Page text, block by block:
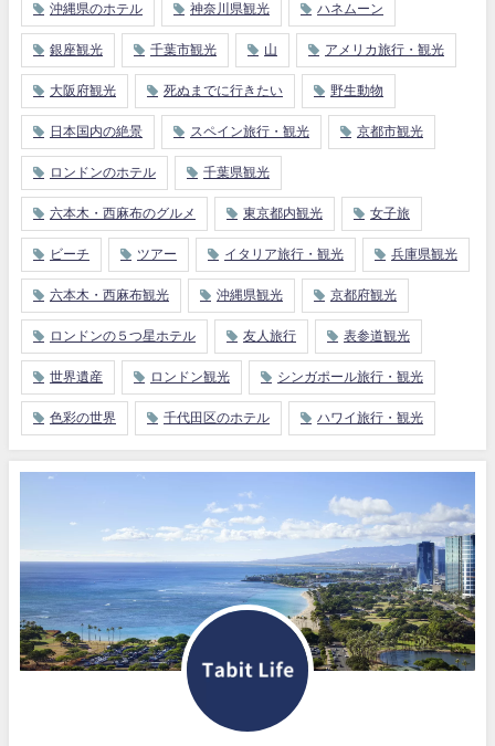
沖縄県のホテル 神奈川県観光 ハネムーン
銀座観光 千葉市観光 山 アメリカ旅行・観光
大阪府観光 死ぬまでに行きたい 野生動物
日本国内の絶景 スペイン旅行・観光 京都市観光
ロンドンのホテル 千葉県観光
六本木・西麻布のグルメ 東京都内観光 女子旅
ビーチ ツアー イタリア旅行・観光 兵庫県観光
六本木・西麻布観光 沖縄県観光 京都府観光
ロンドンの５つ星ホテル 友人旅行 表参道観光
世界遺産 ロンドン観光 シンガポール旅行・観光
色彩の世界 千代田区のホテル ハワイ旅行・観光